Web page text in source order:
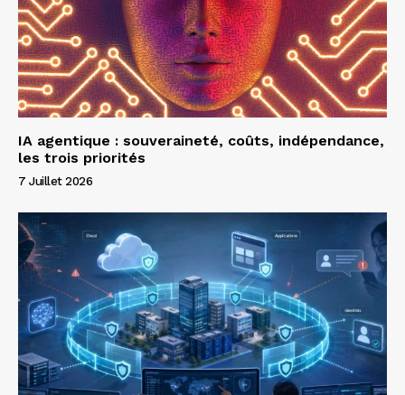
IA agentique : souveraineté, coûts, indépendance,
les trois priorités
7 Juillet 2026